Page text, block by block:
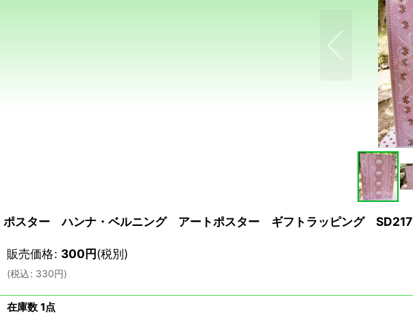
ポスター ハンナ・ベルニング アートポスター ギフトラッピング SD217
販売価格: 300円(税別)
(税込: 330円)
在庫数 1点